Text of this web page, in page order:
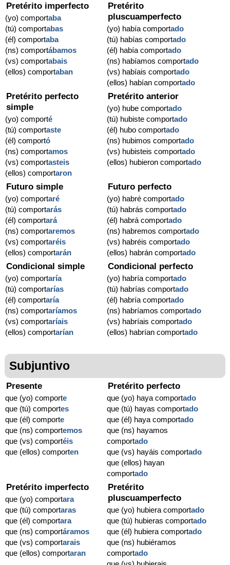
Pretérito imperfecto
(yo) comportaba
(tú) comportabas
(él) comportaba
(ns) comportábamos
(vs) comportabais
(ellos) comportaban
Pretérito
pluscuamperfecto
(yo) había comportado
(tú) habías comportado
(él) había comportado
(ns) habíamos comportado
(vs) habíais comportado
(ellos) habían comportado
Pretérito perfecto
simple
(yo) comporté
(tú) comportaste
(él) comportó
(ns) comportamos
(vs) comportasteis
(ellos) comportaron
Pretérito anterior
(yo) hube comportado
(tú) hubiste comportado
(él) hubo comportado
(ns) hubimos comportado
(vs) hubisteis comportado
(ellos) hubieron comportado
Futuro simple
(yo) comportaré
(tú) comportarás
(él) comportará
(ns) comportaremos
(vs) comportaréis
(ellos) comportarán
Futuro perfecto
(yo) habré comportado
(tú) habrás comportado
(él) habrá comportado
(ns) habremos comportado
(vs) habréis comportado
(ellos) habrán comportado
Condicional simple
(yo) comportaría
(tú) comportarías
(él) comportaría
(ns) comportaríamos
(vs) comportaríais
(ellos) comportarían
Condicional perfecto
(yo) habría comportado
(tú) habrías comportado
(él) habría comportado
(ns) habríamos comportado
(vs) habríais comportado
(ellos) habrían comportado
Subjuntivo
Presente
que (yo) comporte
que (tú) comportes
que (él) comporte
que (ns) comportemos
que (vs) comportéis
que (ellos) comporten
Pretérito perfecto
que (yo) haya comportado
que (tú) hayas comportado
que (él) haya comportado
que (ns) hayamos
comportado
que (vs) hayáis comportado
que (ellos) hayan
comportado
Pretérito imperfecto
que (yo) comportara
que (tú) comportaras
que (él) comportara
que (ns) comportáramos
que (vs) comportarais
que (ellos) comportaran
Pretérito
pluscuamperfecto
que (yo) hubiera comportado
que (tú) hubieras comportado
que (él) hubiera comportado
que (ns) hubiéramos
comportado